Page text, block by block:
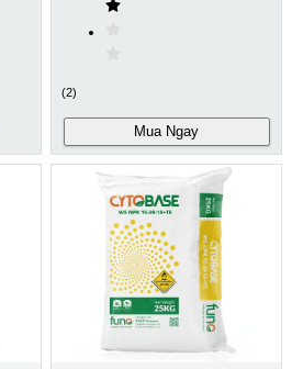
(2)
Mua Ngay